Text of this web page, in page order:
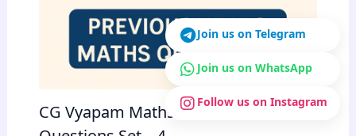
Join us on Telegram
Join us on WhatsApp
Follow us on Instagram
CG Vyapam Maths Previous Year